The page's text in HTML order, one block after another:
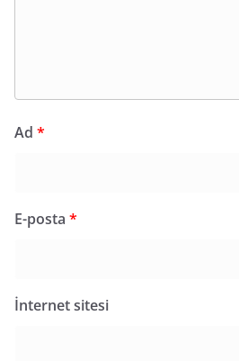
Ad *
E-posta *
İnternet sitesi